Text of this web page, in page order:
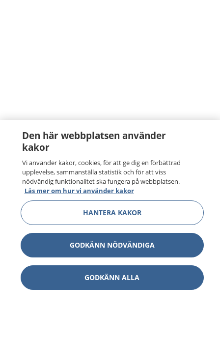
Den här webbplatsen använder
kakor
Vi använder kakor, cookies, för att ge dig en förbättrad
upplevelse, sammanställa statistik och för att viss
nödvändig funktionalitet ska fungera på webbplatsen.
Läs mer om hur vi använder kakor
HANTERA KAKOR
GODKÄNN NÖDVÄNDIGA
GODKÄNN ALLA